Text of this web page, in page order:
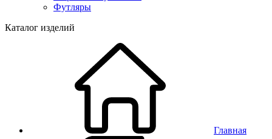
Футляры
Каталог изделий
Главная